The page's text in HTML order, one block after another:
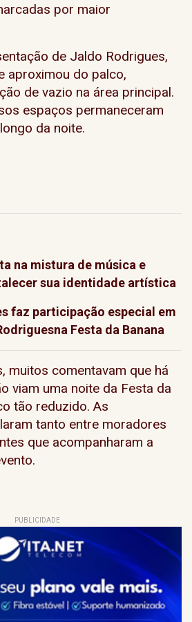
por maior
de Jaldo Rodrigues,
aproximou do palco,
de vazio na área principal.
espaços permaneceram
da noite.
na mistura de música e
sua identidade artística
faz participação especial em
Festa da Banana
muitos comentavam que há
viam uma noite da Festa da
tão reduzido. As
tanto entre moradores
que acompanharam a
PUBLICIDADE